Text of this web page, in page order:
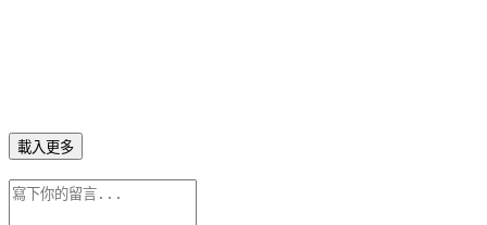
載入更多